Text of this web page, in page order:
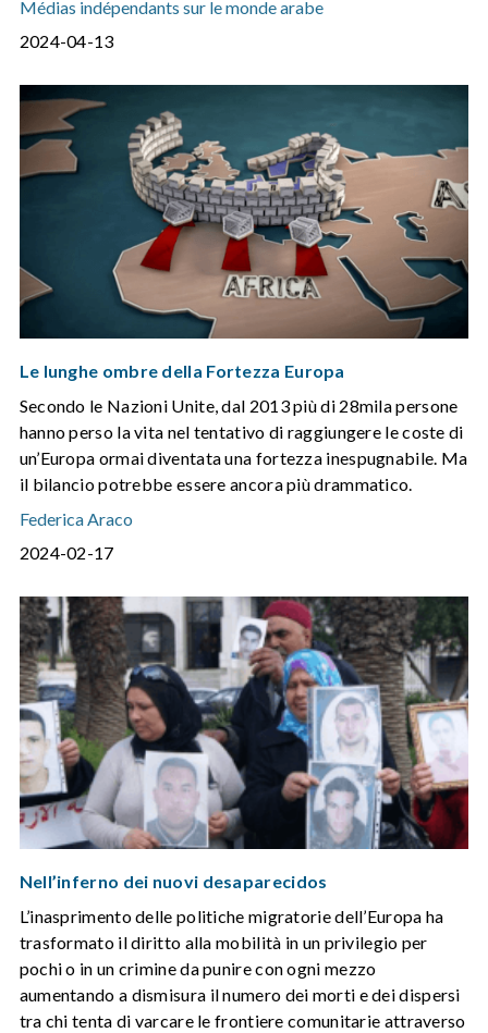
Médias indépendants sur le monde arabe
2024-04-13
Le lunghe ombre della Fortezza Europa
Secondo le Nazioni Unite, dal 2013 più di 28mila persone
hanno perso la vita nel tentativo di raggiungere le coste di
un’Europa ormai diventata una fortezza inespugnabile. Ma
il bilancio potrebbe essere ancora più drammatico.
Federica Araco
2024-02-17
Nell’inferno dei nuovi desaparecidos
L’inasprimento delle politiche migratorie dell’Europa ha
trasformato il diritto alla mobilità in un privilegio per
pochi o in un crimine da punire con ogni mezzo
aumentando a dismisura il numero dei morti e dei dispersi
tra chi tenta di varcare le frontiere comunitarie attraverso